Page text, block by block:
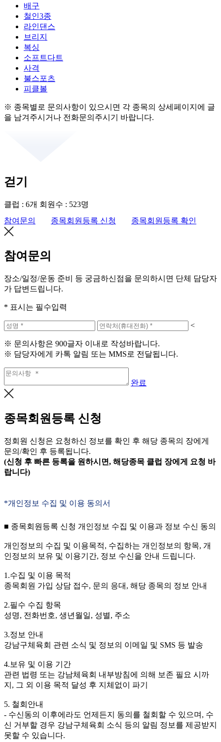
배구
철인3종
라인댄스
브리지
복싱
소프트다트
사격
불스포츠
피클볼
※ 종목별로 문의사항이 있으시면 각 종목의 상세페이지에 글
을 남겨주시거나 전화문의주시기 바랍니다.
걷기
클럽 : 6개 회원수 : 523명
참여문의
종목회원등록 신청 종목회원등록 확인
참여문의
장소/일정/운동 준비 등 궁금하신점을 문의하시면 단체 담당자
가 답변드립니다.
* 표시는 필수입력
<
※ 문의사항은 900글자 이내로 작성바랍니다.
※ 담당자에게 카톡 알림 또는 MMS로 전달됩니다.
완료
종목회원등록 신청
정회원 신청은 요청하신 정보를 확인 후 해당 종목의 장에게
문의/확인 후 등록됩니다.
(신청 후 빠른 등록을 원하시면, 해당종목 클럽 장에게 요청 바
랍니다)
*개인정보 수집 및 이용 동의서
■ 종목회원등록 신청 개인정보 수집 및 이용과 정보 수신 동의
개인정보의 수집 및 이용목적, 수집하는 개인정보의 항목, 개
인정보의 보유 및 이용기간, 정보 수신을 안내 드립니다.
1.수집 및 이용 목적
종목회원 가입 상담 접수, 문의 응대, 해당 종목의 정보 안내
2.필수 수집 항목
성명, 전화번호, 생년월일, 성별, 주소
3.정보 안내
강남구체육회 관련 소식 및 정보의 이메일 및 SMS 등 발송
4.보유 및 이용 기간
관련 법령 또는 강남체육회 내부방침에 의해 보존 필요 시까
지, 그 외 이용 목적 달성 후 지체없이 파기
5. 철회안내
- 수신동의 이후에라도 언제든지 동의를 철회할 수 있으며, 수
신 거부할 경우 강남구체육회 소식 등의 알림 정보를 제공받지
못할 수 있습니다.